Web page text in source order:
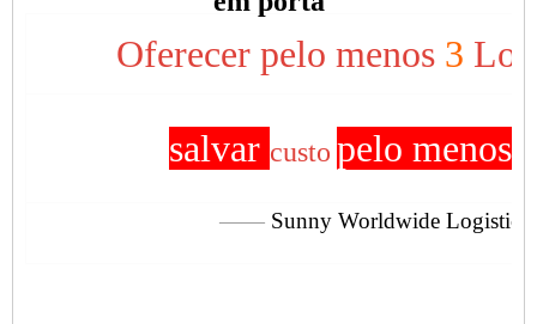
Oferecer pelo menos 3
salvar custo pelo menos
—— Sunny Worldwide Logistics